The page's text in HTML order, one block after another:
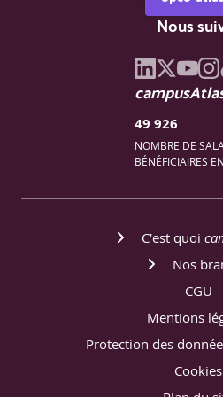
Introduction à l’analyse
Croisement des données : KPIs +
Exemple : présentation des
Outils propriétaires des
Avantages & inconvénients
l’activité social media de
Apprentissage du process
quantitatifs pour identifier
Gestion des réseaux sociaux &
Définir une stratégie social
Nous
49 926
NOMBRE DE
BÉNÉFICIAIRES
C'est quoi
Nos
CGU
Mentions
Protection des
Cookies